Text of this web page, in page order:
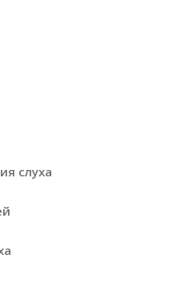
слуха